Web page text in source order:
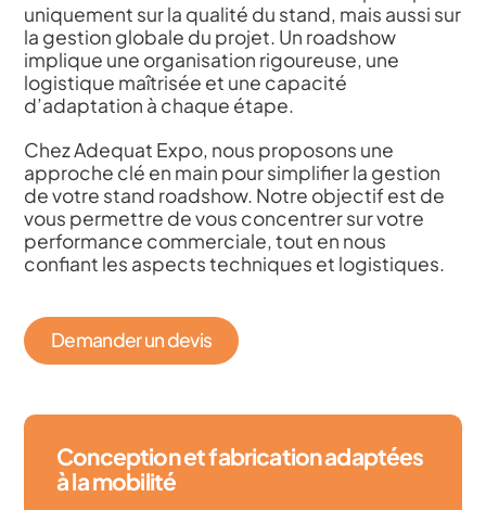
uniquement sur la qualité du stand, mais aussi sur
la gestion globale du projet. Un roadshow
implique une organisation rigoureuse, une
logistique maîtrisée et une capacité
d’adaptation à chaque étape.
Chez Adequat Expo, nous proposons une
approche clé en main pour simplifier la gestion
de votre stand roadshow. Notre objectif est de
vous permettre de vous concentrer sur votre
performance commerciale, tout en nous
confiant les aspects techniques et logistiques.
Demander un devis
Conception et fabrication adaptées
à la mobilité